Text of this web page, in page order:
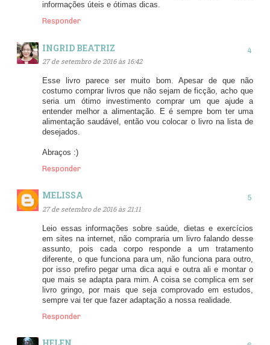
informações úteis e ótimas dicas.
Responder
INGRID BEATRIZ
27 de setembro de 2016 às 16:42
Esse livro parece ser muito bom. Apesar de que não
costumo comprar livros que não sejam de ficção, acho que
seria um ótimo investimento comprar um que ajude a
entender melhor a alimentação. E é sempre bom ter uma
alimentação saudável, então vou colocar o livro na lista de
desejados.
Abraços :)
Responder
MELISSA
27 de setembro de 2016 às 21:11
Leio essas informações sobre saúde, dietas e exercícios
em sites na internet, não compraria um livro falando desse
assunto, pois cada corpo responde a um tratamento
diferente, o que funciona para um, não funciona para outro,
por isso prefiro pegar uma dica aqui e outra ali e montar o
que mais se adapta para mim. A coisa se complica em ser
livro gringo, por mais que seja comprovado em estudos,
sempre vai ter que fazer adaptação a nossa realidade.
Responder